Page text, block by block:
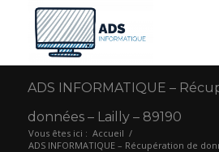
ADS INFORMATIQUE –
données – Lailly – 89190
Vous êtes ici : Accueil /
ADS INFORMATIQUE – Récupération de